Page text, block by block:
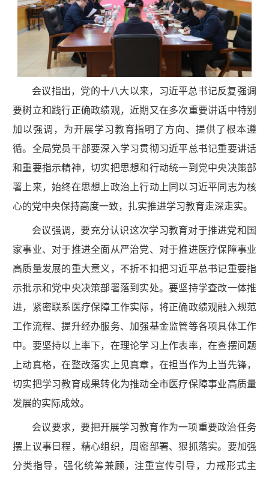
会议指出，党的十八大以来，习近平总书记反复强调
要树立和践行正确政绩观，近期又在多次重要讲话中特别
加以强调，为开展学习教育指明了方向、提供了根本遵
循。全局党员干部要深入学习贯彻习近平总书记重要讲话
和重要指示精神，切实把思想和行动统一到党中央决策部
署上来，始终在思想上政治上行动上同以习近平同志为核
心的党中央保持高度一致，扎实推进学习教育走深走实。
会议强调，要充分认识这次学习教育对于推进党和国
家事业、对于推进全面从严治党、对于推进医疗保障事业
高质量发展的重大意义，不折不扣把习近平总书记重要指
示批示和党中央决策部署落到实处。要坚持学查改一体推
进，紧密联系医疗保障工作实际，将正确政绩观融入规范
工作流程、提升经办服务、加强基金监管等各项具体工作
中。要坚持以上率下，在理论学习上作表率，在查摆问题
上动真格，在整改落实上见真章，在担当作为上当先锋，
切实把学习教育成果转化为推动全市医疗保障事业高质量
发展的实际成效。
会议要求，要把开展学习教育作为一项重要政治任务
摆上议事日程，精心组织，周密部署、狠抓落实。要加强
分类指导，强化统筹兼顾，注重宣传引导，力戒形式主